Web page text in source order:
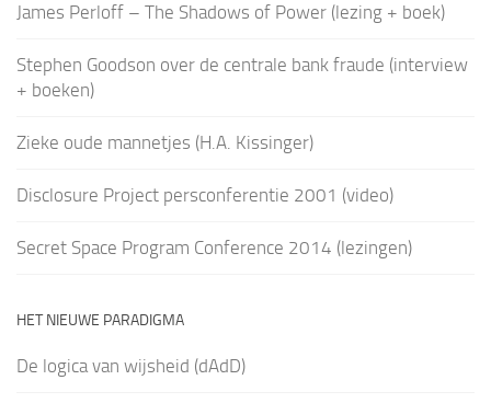
James Perloff – The Shadows of Power (lezing + boek)
Stephen Goodson over de centrale bank fraude (interview
+ boeken)
Zieke oude mannetjes (H.A. Kissinger)
Disclosure Project persconferentie 2001 (video)
Secret Space Program Conference 2014 (lezingen)
HET NIEUWE PARADIGMA
De logica van wijsheid (dAdD)